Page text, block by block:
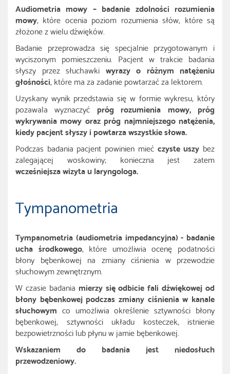
Audiometria mowy – badanie zdolności rozumienia
mowy, które ocenia poziom rozumienia słów, które są
złożone z wielu dźwięków.
Badanie przeprowadza się specjalnie przygotowanym i
wyciszonym pomieszczeniu. Pacjent w trakcie badania
słyszy przez słuchawki wyrazy o różnym natężeniu
głośności, które ma za zadanie powtarzać za lektorem.
Uzyskany wynik przedstawia się w formie wykresu, który
pozawala wyznaczyć próg rozumienia mowy, próg
wykrywania mowy oraz próg najmniejszego natężenia,
kiedy pacjent słyszy i powtarza wszystkie słowa.
Podczas badania pacjent powinien miećczyste uszy bez
zalegającej woskowiny; konieczna jest zatem
wcześniejsza wizyta u laryngologa.
Tympanometria
Tympanometria (audiometria impedancyjna) - badanie
ucha środkowego, które umożliwia ocenę podatności
błony bębenkowej na zmiany ciśnienia w przewodzie
słuchowym zewnętrznym.
W czasie badania mierzy się odbicie fali dźwiękowej od
błony bębenkowej podczas zmiany ciśnienia w kanale
słuchowym co umożliwia określenie sztywności błony
bębenkowej, sztywności układu kosteczek, istnienie
bezpowietrzności lub płynu w jamie bębenkowej.
Wskazaniem do badania jest niedosłuch
przewodzeniowy.